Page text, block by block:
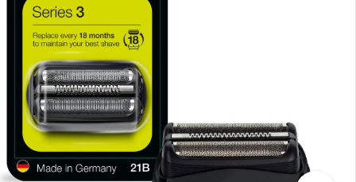
مگنت (کشنده) لباسشویی مدل QDYZ
1,230,000تومان1,200,000تومان
نمایش قیمت عمده